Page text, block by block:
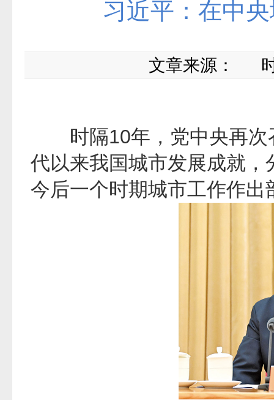
习近平：在中
文章来源： 时
时隔10年，党中央再次
代以来我国城市发展成就
今后一个时期城市工作作出